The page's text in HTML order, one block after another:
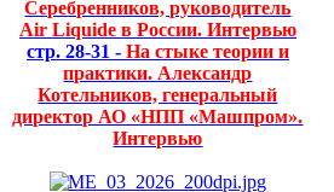
Серебренников, руководитель
Air Liquide в России. Интервью
стр. 28-31 - На стыке теории и
практики. Александр
Котельников, генеральный
директор АО «НПП «Машпром».
Интервью